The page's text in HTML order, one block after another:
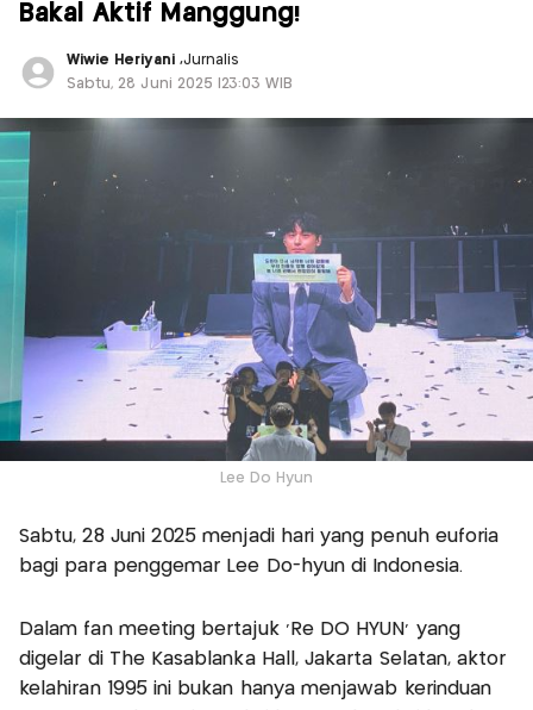
Bakal Aktif Manggung!
Wiwie Heriyani ,Jurnalis
Sabtu, 28 Juni 2025 |23:03 WIB
Lee Do Hyun
Sabtu, 28 Juni 2025 menjadi hari yang penuh euforia
bagi para penggemar Lee Do-hyun di Indonesia.
Dalam fan meeting bertajuk ‘Re DO HYUN’ yang
digelar di The Kasablanka Hall, Jakarta Selatan, aktor
kelahiran 1995 ini bukan hanya menjawab kerinduan